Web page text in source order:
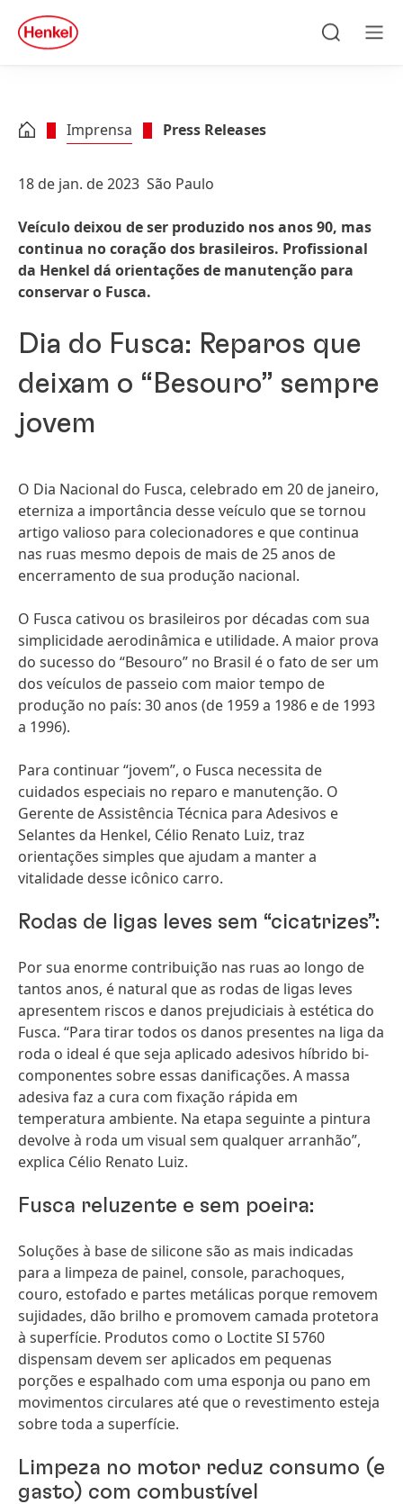
Skip to footer
quick
search
Imprensa Press Releases
18 de jan. de 2023 São Paulo
Veículo deixou de ser produzido nos anos 90, mas
continua no coração dos brasileiros. Profissional
da Henkel dá orientações de manutenção para
conservar o Fusca.
Dia do Fusca: Reparos que
deixam o “Besouro” sempre
jovem
O Dia Nacional do Fusca, celebrado em 20 de janeiro,
eterniza a importância desse veículo que se tornou
artigo valioso para colecionadores e que continua
nas ruas mesmo depois de mais de 25 anos de
encerramento de sua produção nacional.
O Fusca cativou os brasileiros por décadas com sua
simplicidade aerodinâmica e utilidade. A maior prova
do sucesso do “Besouro” no Brasil é o fato de ser um
dos veículos de passeio com maior tempo de
produção no país: 30 anos (de 1959 a 1986 e de 1993
a 1996).
Para continuar “jovem”, o Fusca necessita de
cuidados especiais no reparo e manutenção. O
Gerente de Assistência Técnica para Adesivos e
Selantes da Henkel, Célio Renato Luiz, traz
orientações simples que ajudam a manter a
vitalidade desse icônico carro.
Rodas de ligas leves sem “cicatrizes”:
Por sua enorme contribuição nas ruas ao longo de
tantos anos, é natural que as rodas de ligas leves
apresentem riscos e danos prejudiciais à estética do
Fusca. “Para tirar todos os danos presentes na liga da
roda o ideal é que seja aplicado adesivos híbrido bi-
componentes sobre essas danificações. A massa
adesiva faz a cura com fixação rápida em
temperatura ambiente. Na etapa seguinte a pintura
devolve à roda um visual sem qualquer arranhão”,
explica Célio Renato Luiz.
Fusca reluzente e sem poeira:
Soluções à base de silicone são as mais indicadas
para a limpeza de painel, console, parachoques,
couro, estofado e partes metálicas porque removem
sujidades, dão brilho e promovem camada protetora
à superfície. Produtos como o Loctite SI 5760
dispensam devem ser aplicados em pequenas
porções e espalhado com uma esponja ou pano em
movimentos circulares até que o revestimento esteja
sobre toda a superfície.
Limpeza no motor reduz consumo (e
gasto) com combustível